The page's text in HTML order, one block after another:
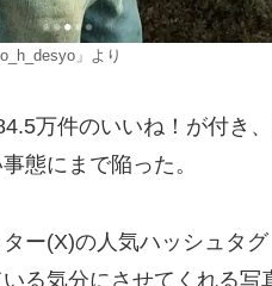
」より
万件のいいね！が付き
態にまで陥った。
ー(X)の人気ハッシュタ
る気分にさせてくれる